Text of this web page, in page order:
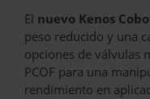
El nuevo Kenos
peso reducido y una
opciones de válvulas
PCOF para una
rendimiento en